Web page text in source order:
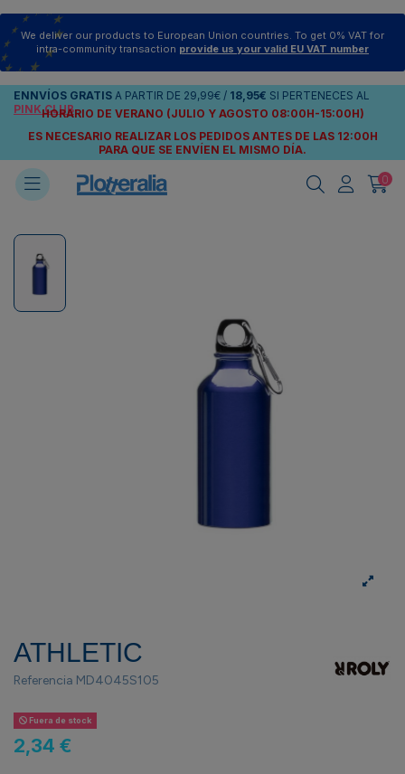
We deliver our products to European Union countries. To get 0% VAT for
intra-community transaction provide us your valid EU VAT number
ENNVÍOS GRATIS A PARTIR DE 29,99€ / 18,95€ SI PERTENECES AL
PINK CLUB
HORARIO DE VERANO (JULIO Y AGOSTO 08:00H-15:00H)
ES NECESARIO REALIZAR LOS PEDIDOS ANTES DE LAS 12:00H
PARA QUE SE ENVÍEN EL MISMO DÍA.
0
ATHLETIC
Referencia MD4045S105
Fuera de stock
2,34 €